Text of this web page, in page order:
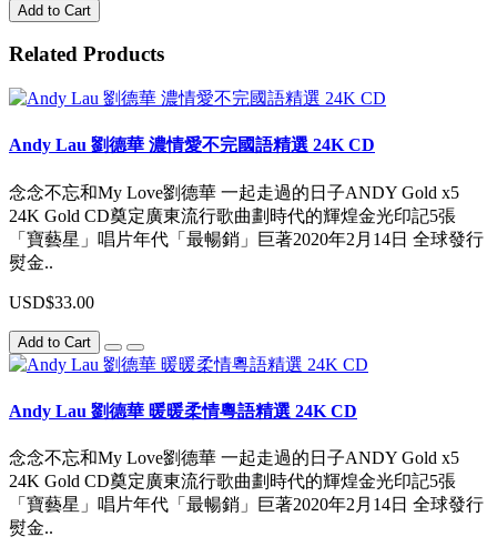
Add to Cart
Related Products
Andy Lau 劉德華 濃情愛不完國語精選 24K CD
念念不忘和My Love劉德華 一起走過的日子ANDY Gold x5
24K Gold CD奠定廣東流行歌曲劃時代的輝煌金光印記5張
「寶藝星」唱片年代「最暢銷」巨著2020年2月14日 全球發行
熨金..
USD$33.00
Add to Cart
Andy Lau 劉德華 暖暖柔情粵語精選 24K CD
念念不忘和My Love劉德華 一起走過的日子ANDY Gold x5
24K Gold CD奠定廣東流行歌曲劃時代的輝煌金光印記5張
「寶藝星」唱片年代「最暢銷」巨著2020年2月14日 全球發行
熨金..